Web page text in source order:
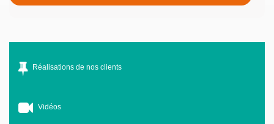
Réalisations de nos clients
Vidéos